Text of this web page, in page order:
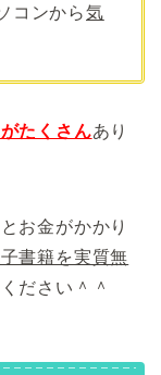
コンから気
たくさんあり
お金がかかり
書籍を実質無
ださい＾＾